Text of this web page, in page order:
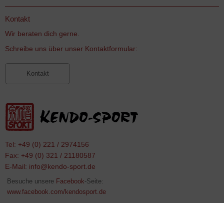
Kontakt
Wir beraten dich gerne.
Schreibe uns über unser Kontaktformular:
Kontakt
Tel: +49 (0) 221 / 2974156
Fax: +49 (0) 321 / 21180587
E-Mail: info@kendo-sport.de
Besuche unsere Facebook-Seite:
www.facebook.com/kendosport.de